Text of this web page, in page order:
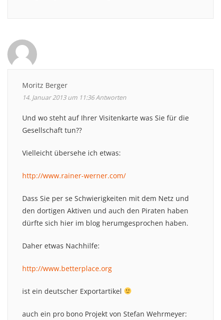
Moritz Berger
14. Januar 2013 um 11:36Antworten
Und wo steht auf Ihrer Visitenkarte was Sie für die
Gesellschaft tun??
Vielleicht übersehe ich etwas:
http://www.rainer-werner.com/
Dass Sie per se Schwierigkeiten mit dem Netz und
den dortigen Aktiven und auch den Piraten haben
dürfte sich hier im blog herumgesprochen haben.
Daher etwas Nachhilfe:
http://www.betterplace.org
ist ein deutscher Exportartikel
auch ein pro bono Projekt von Stefan Wehrmeyer: